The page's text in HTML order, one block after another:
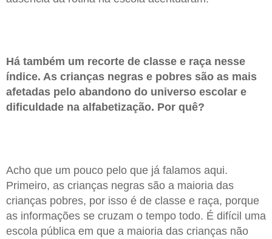
Há também um recorte de classe e raça nesse
índice. As crianças negras e pobres são as mais
afetadas pelo abandono do universo escolar e
dificuldade na alfabetização. Por quê?
Acho que um pouco pelo que já falamos aqui.
Primeiro, as crianças negras são a maioria das
crianças pobres, por isso é de classe e raça, porque
as informações se cruzam o tempo todo. É difícil uma
escola pública em que a maioria das crianças não